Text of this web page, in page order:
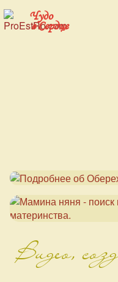
Чудо
в Сердце
Видео,